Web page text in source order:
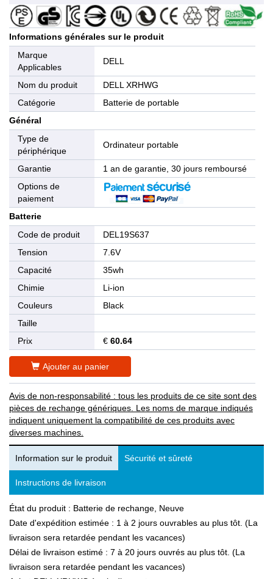
Informations générales sur le produit
Marque
Applicables
DELL
Nom du produit
DELL XRHWG
Catégorie
Batterie de portable
Général
Type de
périphérique
Ordinateur portable
Garantie
1 an de garantie, 30 jours remboursé
Options de
paiement
Batterie
Code de produit
DEL19S637
Tension
7.6V
Capacité
35wh
Chimie
Li-ion
Couleurs
Black
Taille
Prix
€ 60.64
Ajouter au panier
Avis de non-responsabilité : tous les produits de ce site sont des
pièces de rechange génériques. Les noms de marque indiqués
indiquent uniquement la compatibilité de ces produits avec
diverses machines.
Information sur le produit Sécurité et sûreté
Instructions de livraison
État du produit : Batterie de rechange, Neuve
Date d'expédition estimée : 1 à 2 jours ouvrables au plus tôt. (La
livraison sera retardée pendant les vacances)
Délai de livraison estimé : 7 à 20 jours ouvrés au plus tôt. (La
livraison sera retardée pendant les vacances)